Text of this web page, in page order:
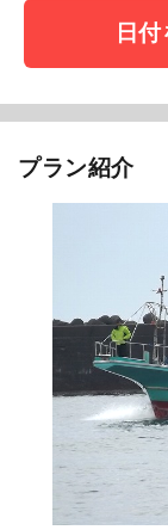
日
プラン紹介